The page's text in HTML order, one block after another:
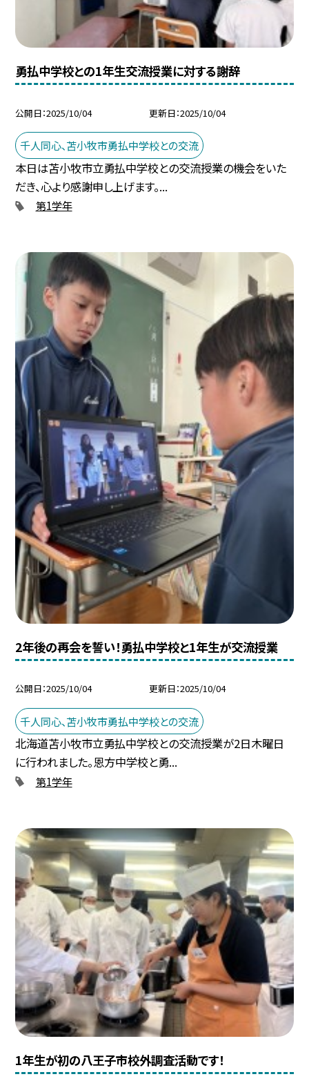
勇払中学校との1年生交流授業に対する謝辞
公開日 2025/10/04 更新日 2025/10/04
千人同心、苫小牧市勇払中学校との交流
本日は苫小牧市立勇払中学校との交流授業の機会をいた
だき、心より感謝申し上げます。...
第1学年
2年後の再会を誓い！勇払中学校と1年生が交流授業
公開日 2025/10/04 更新日 2025/10/04
千人同心、苫小牧市勇払中学校との交流
北海道苫小牧市立勇払中学校との交流授業が2日木曜日
に行われました。恩方中学校と勇...
第1学年
1年生が初の八王子市校外調査活動です！